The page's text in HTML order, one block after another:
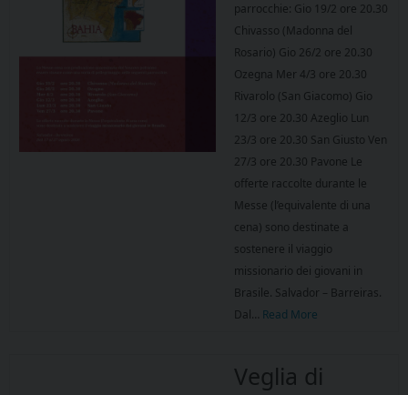
parrocchie: Gio 19/2 ore 20.30
Chivasso (Madonna del
Rosario) Gio 26/2 ore 20.30
Ozegna Mer 4/3 ore 20.30
Rivarolo (San Giacomo) Gio
12/3 ore 20.30 Azeglio Lun
23/3 ore 20.30 San Giusto Ven
27/3 ore 20.30 Pavone Le
offerte raccolte durante le
Messe (l’equivalente di una
cena) sono destinate a
sostenere il viaggio
missionario dei giovani in
Brasile. Salvador – Barreiras.
Dal… Read More
Veglia di